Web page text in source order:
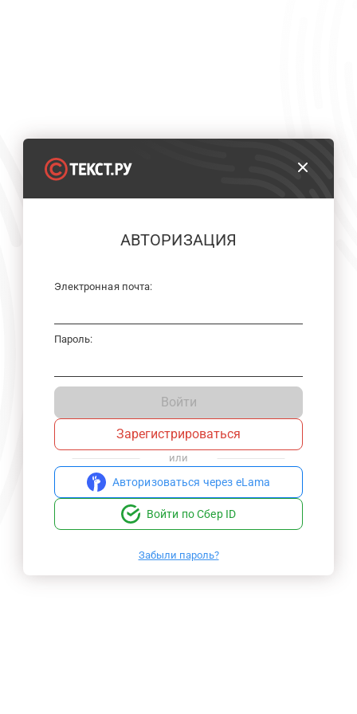
АВТОРИЗАЦИЯ
Электронная почта:
Пароль:
Войти
Зарегистрироваться
или
Авторизоваться через eLama
Войти по Сбер ID
Забыли пароль?